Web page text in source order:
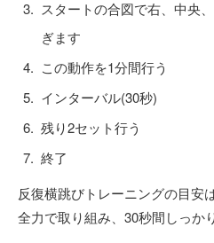
スタートの合図で右、中央
ぎます
この動作を1分間行う
インターバル(30秒)
残り2セット行う
終了
反復横跳びトレーニングの目安は
全力で取り組み、30秒間しっか